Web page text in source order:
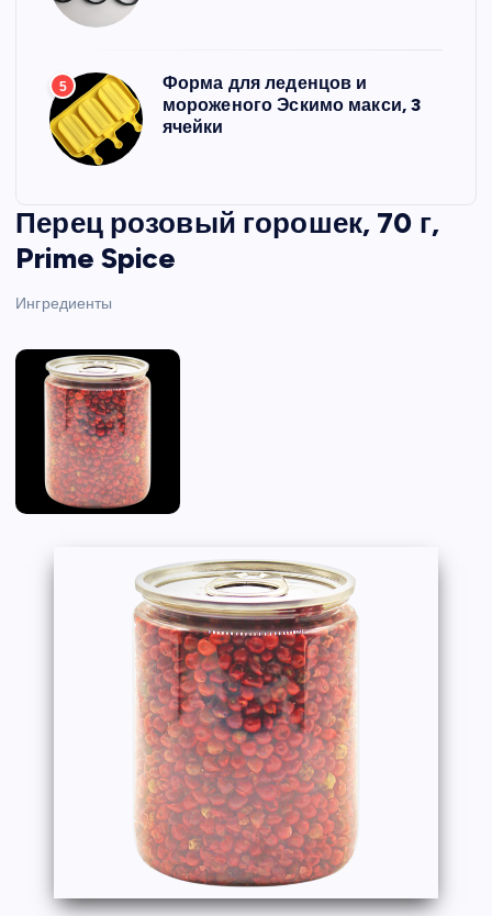
5
Форма для леденцов и
мороженого Эскимо макси, 3
ячейки
Перец розовый горошек, 70 г,
Prime Spice
Ингредиенты